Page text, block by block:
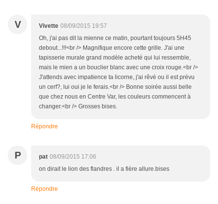
V Vivette 08/09/2015 19:57
Oh, j'ai pas dit la mienne ce matin, pourtant toujours 5H45
debout...!!!<br /> Magnifique encore cette grille. J'ai une
tapisserie murale grand modèle acheté qui lui ressemble,
mais le mien a un bouclier blanc avec une croix rouge.<br />
J'attends avec impatience ta licorne, j'ai rêvé ou il est prévu
un cerf?, lui oui je le ferais.<br /> Bonne soirée aussi belle
que chez nous en Centre Var, les couleurs commencent à
changer.<br /> Grosses bises.
Répondre
P pat 08/09/2015 17:06
on dirait le lion des flandres . il a fière allure.bises
Répondre